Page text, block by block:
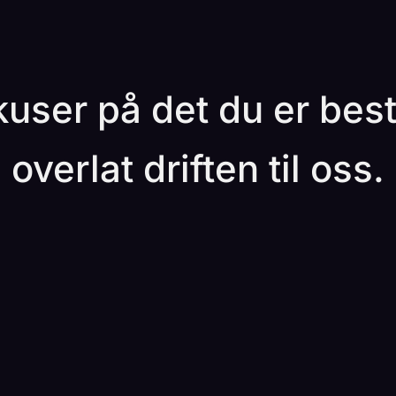
på det du er
overlat driften til oss.